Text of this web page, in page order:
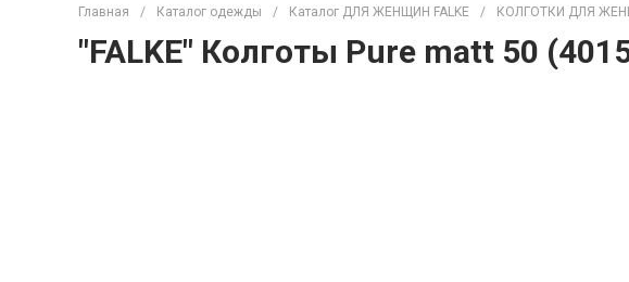
Главная / Каталог одежды / Каталог ДЛЯ ЖЕНЩИН FALKE / КОЛГОТКИ ДЛЯ
"FALKE" Колготы Pure matt 50